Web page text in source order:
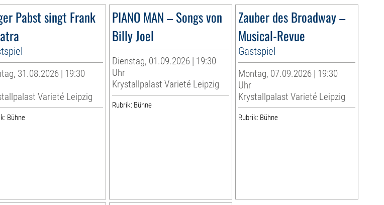
Pabst singt Frank
31.08.2026 | 19:30
Varieté Leipzig
Bühne
PIANO MAN – Songs von
Billy Joel
Dienstag, 01.09.2026 | 19:30
Uhr
Krystallpalast Varieté Leipzig
Rubrik: Bühne
Zauber des Broadway –
Musical-Revue
Gastspiel
Montag, 07.09.2026 | 19:30
Uhr
Krystallpalast Varieté Leipzig
Rubrik: Bühne